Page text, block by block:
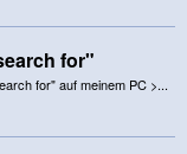
for"
for" auf meinem PC >...